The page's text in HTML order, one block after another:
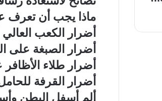
ماذا يجب أن تعرف
أضرار الكعب
أضرار الصبغة على
أضرار طلاء
أضرار القرفة
ألم أسفل البطن